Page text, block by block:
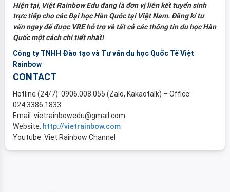
Hiện tại, Việt Rainbow Edu đang là đơn vị liên kết tuyển sinh
trực tiếp cho các Đại học Hàn Quốc tại Việt Nam. Đăng kí tư
vấn ngay để được VRE hỗ trợ về tất cả các thông tin du học Hàn
Quốc một cách chi tiết nhất!
Công ty TNHH Đào tạo và Tư vấn du học Quốc Tế Việt
Rainbow
CONTACT
Hotline (24/7): 0906.008.055 (Zalo, Kakaotalk) – Office:
024.3386.1833
Email: vietrainbowedu@gmail.com
Website: http://vietrainbow.com
Youtube: Viet Rainbow Channel